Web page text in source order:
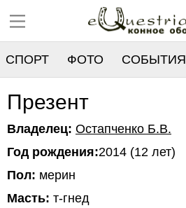
СПОРТ ФОТО СОБЫТИЯ
РЕЕСТР
Презент
Владелец: Остапченко Б.В.
Год рождения:2014 (12 лет)
Пол: мерин
Масть: т-гнед